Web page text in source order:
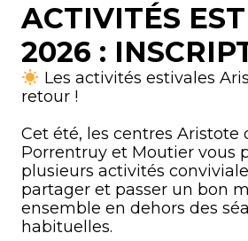
ACTIVITÉS
2026 :
Les activités estivales
retour !
Cet été, les centres Aristote
Porrentruy et Moutier vous
plusieurs activités
partager et passer un bon
ensemble en dehors des
habituelles.